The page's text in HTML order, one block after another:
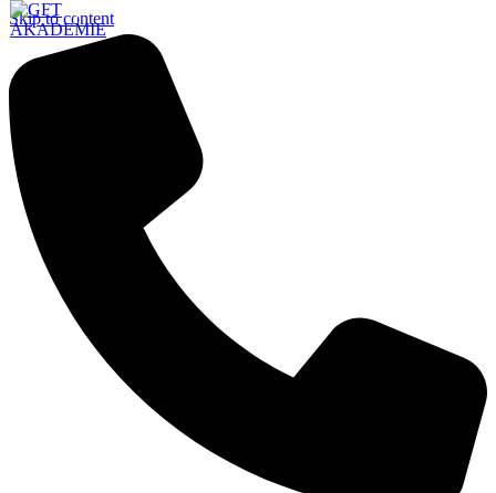
Skip to content